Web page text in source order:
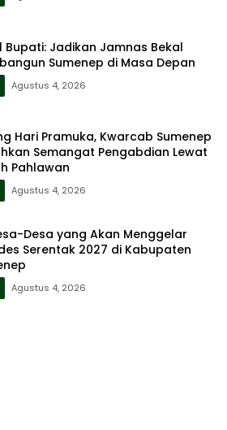
Bupati: Jadikan Jamnas Bekal
Sumenep di Masa Depan
Agustus 4, 2026
Hari Pramuka, Kwarcab Sumenep
Semangat Pengabdian Lewat
Pahlawan
Agustus 4, 2026
Desa yang Akan Menggelar
Serentak 2027 di Kabupaten
Agustus 4, 2026